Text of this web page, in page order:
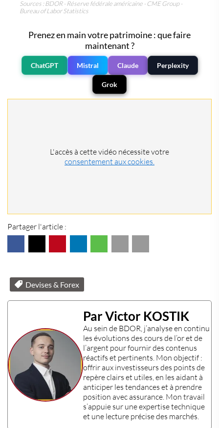
Sources : BDOR - Réserve fédérale américaine - CME Group -
Bureau of Labor Statistics
Prenez en main votre patrimoine : que faire
maintenant ?
ChatGPT Mistral Claude Perplexity
Grok
L'accès à cette vidéo nécessite votre
consentement aux cookies.
Partager l'article :
Devises & Forex
Par Victor KOSTIK
Au sein de BDOR , j’analyse en continu
les évolutions des cours de l’oret de
l’argent pour fournir des contenus
réactifs et pertinents. Mon objectif :
offrir aux investisseurs des points de
repère clairs et utiles, en les aidant à
anticiper les tendances et à prendre
position avec assurance. Mon travail
s’appuie sur uneexpertise technique
et une lecture précise des marchés.